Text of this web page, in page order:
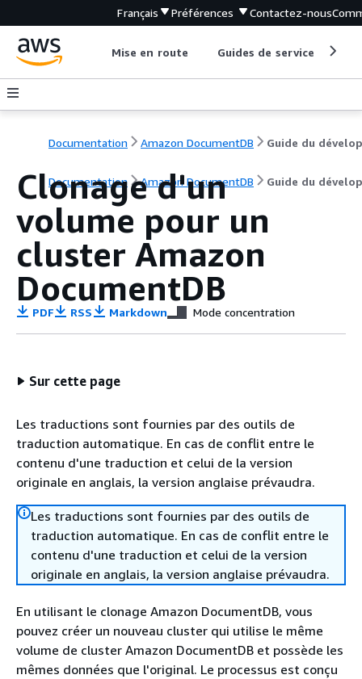
Français Préférences Contactez-nous
Mise en route Guides de service
Documentation Amazon DocumentDB
Documentation Amazon DocumentDB Guide du
Clonage d'un
volume pour un
cluster Amazon
DocumentDB
PDF RSS Markdown Mode concentration
Sur cette page
Les traductions sont fournies par des outils de
traduction automatique. En cas de conflit entre le
contenu d'une traduction et celui de la version
originale en anglais, la version anglaise prévaudra.
Les traductions sont fournies par des outils de
traduction automatique. En cas de conflit entre le
contenu d'une traduction et celui de la version
originale en anglais, la version anglaise prévaudra.
En utilisant le clonage Amazon DocumentDB, vous
pouvez créer un nouveau cluster qui utilise le même
volume de cluster Amazon DocumentDB et possède les
mêmes données que l'original. Le processus est conçu